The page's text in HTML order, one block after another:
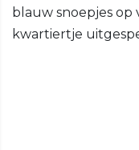
blauw snoepjes op
kwartiertje